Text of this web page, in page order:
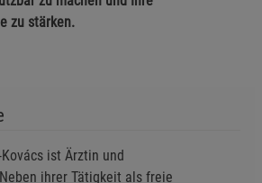
zu stärken.
ist Ärztin und
ihrer Tätigkeit als freie
(1)
(2)
Informationenanzeigen